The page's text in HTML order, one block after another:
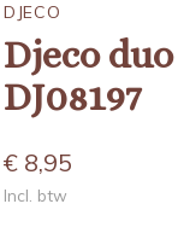
DJECO
Djeco
DJ08197
€ 8,95
Incl. btw